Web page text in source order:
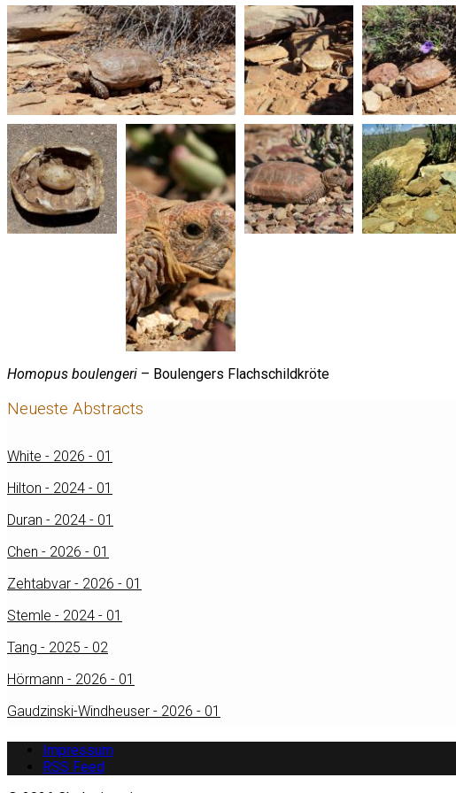
Homopus boulengeri – Boulengers Flachschildkröte
Neueste Abstracts
White - 2026 - 01
Hilton - 2024 - 01
Duran - 2024 - 01
Chen - 2026 - 01
Zehtabvar - 2026 - 01
Stemle - 2024 - 01
Tang - 2025 - 02
Hörmann - 2026 - 01
Gaudzinski-Windheuser - 2026 - 01
Impressum
RSS Feed